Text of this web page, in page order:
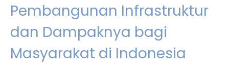
Pembangunan Infrastruktur
dan Dampaknya bagi
Masyarakat di Indonesia